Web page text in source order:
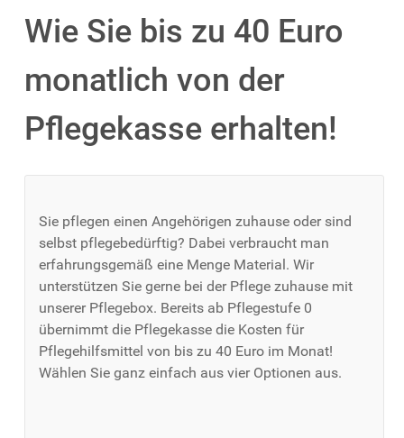
Wie Sie bis zu 40 Euro
monatlich von der
Pflegekasse erhalten!
Sie pflegen einen Angehörigen zuhause oder sind
selbst pflegebedürftig? Dabei verbraucht man
erfahrungsgemäß eine Menge Material. Wir
unterstützen Sie gerne bei der Pflege zuhause mit
unserer Pflegebox. Bereits ab Pflegestufe 0
übernimmt die Pflegekasse die Kosten für
Pflegehilfsmittel von bis zu 40 Euro im Monat!
Wählen Sie ganz einfach aus vier Optionen aus.